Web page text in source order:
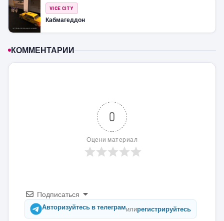
VICE CITY
Кабмагеддон
КОММЕНТАРИИ
0
Оцени материал
Подписаться
Авторизуйтесь в телеграмилирегистрируйтесь